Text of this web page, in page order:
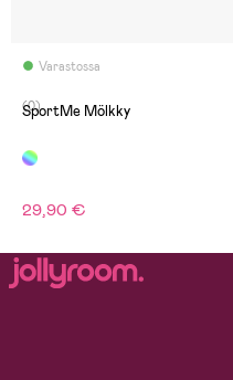
Varastossa
(0)
SportMe Mölkky
29,90 €